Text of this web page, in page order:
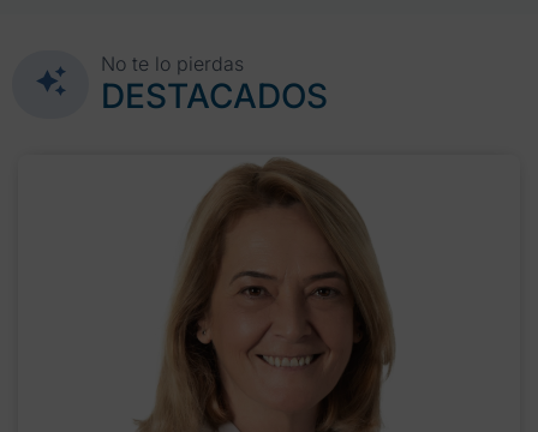
No te lo pierdas
DESTACADOS